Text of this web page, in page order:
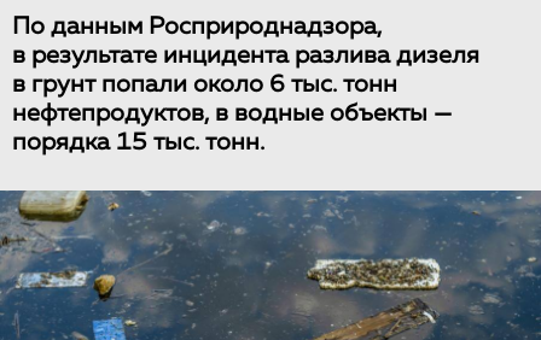
По данным Росприроднадзора,
в результате инцидента разлива дизеля
в грунт попали около 6 тыс. тонн
нефтепродуктов, в водные объекты —
порядка 15 тыс. тонн.